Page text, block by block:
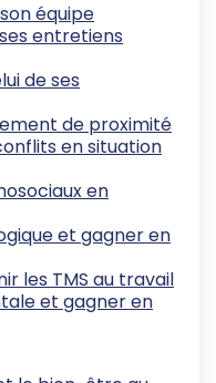
équipe
entretiens
de ses
de proximité
en situation
en
et gagner en
les TMS au travail
et gagner en